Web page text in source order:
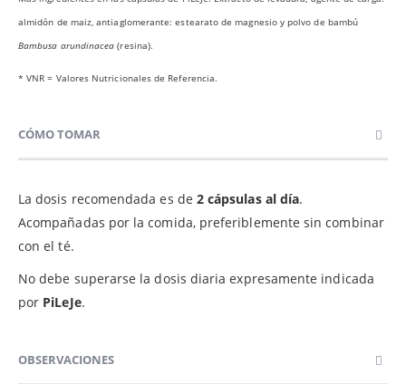
almidón de maiz, antiaglomerante: estearato de magnesio y polvo de bambú
Bambusa arundinacea (resina).
* VNR = Valores Nutricionales de Referencia.
CÓMO TOMAR
La dosis recomendada es de 2 cápsulas al día.
Acompañadas por la comida, preferiblemente sin combinar
con el té.
No debe superarse la dosis diaria expresamente indicada
por PiLeJe.
OBSERVACIONES